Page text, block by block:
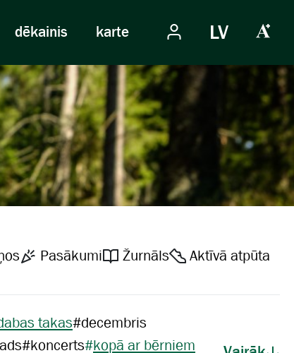
dēkainis karte LV
Pasākumi Žurnāls Aktīvā atpūta
takas#decembris
#koncerts#kopā ar bērniem